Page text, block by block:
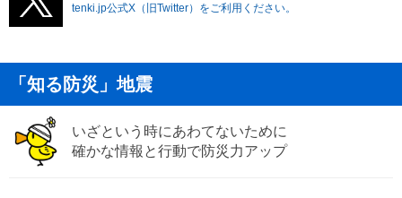
tenki.jp公式X（旧Twitter）をご利用ください。
「知る防災」地震
いざという時にあわてないために
確かな情報と行動で防災力アップ